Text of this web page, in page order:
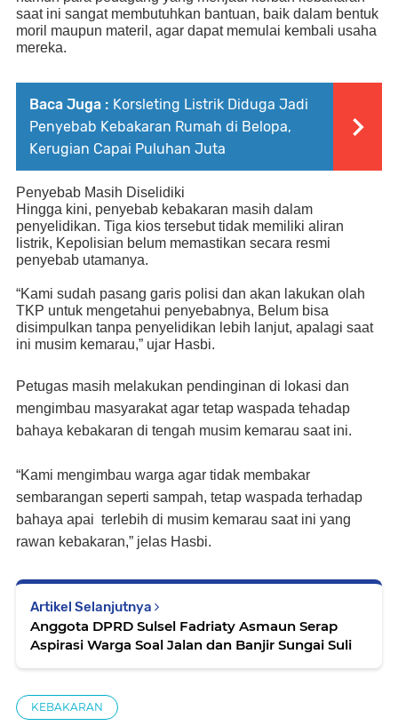
saat ini sangat membutuhkan bantuan, baik dalam bentuk
moril maupun materil, agar dapat memulai kembali usaha
mereka.
Baca Juga : Korsleting Listrik Diduga Jadi
Penyebab Kebakaran Rumah di Belopa,
Kerugian Capai Puluhan Juta
Penyebab Masih Diselidiki
Hingga kini, penyebab kebakaran masih dalam
penyelidikan. Tiga kios tersebut tidak memiliki aliran
listrik, Kepolisian belum memastikan secara resmi
penyebab utamanya.
“Kami sudah pasang garis polisi dan akan lakukan olah
TKP untuk mengetahui penyebabnya, Belum bisa
disimpulkan tanpa penyelidikan lebih lanjut, apalagi saat
ini musim kemarau,” ujar Hasbi.
Petugas masih melakukan pendinginan di lokasi dan
mengimbau masyarakat agar tetap waspada tehadap
bahaya kebakaran di tengah musim kemarau saat ini.
“Kami mengimbau warga agar tidak membakar
sembarangan seperti sampah, tetap waspada terhadap
bahaya apai terlebih di musim kemarau saat ini yang
rawan kebakaran,” jelas Hasbi.
Artikel Selanjutnya
Anggota DPRD Sulsel Fadriaty Asmaun Serap
Aspirasi Warga Soal Jalan dan Banjir Sungai Suli
KEBAKARAN